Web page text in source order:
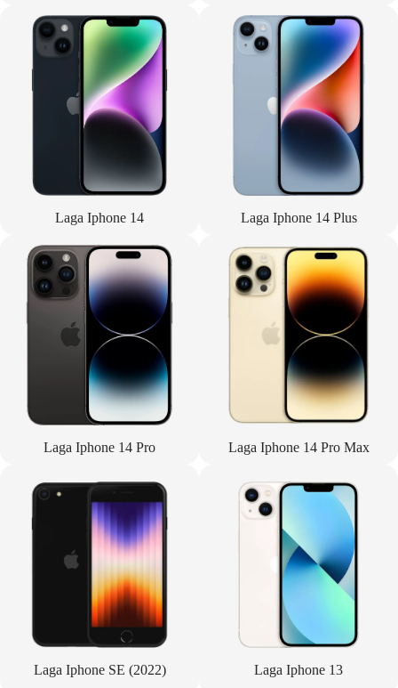
Laga Iphone 14 Laga Iphone 14 Plus
Laga Iphone 14 Pro Laga Iphone 14 Pro Max
Laga Iphone SE (2022) Laga Iphone 13